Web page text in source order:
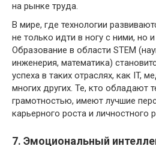
на рынке труда.
В мире, где технологии
не только идти в ногу с ними, но
Образование в области STEM
инженерия, математика)
успеха в таких отраслях, как IT,
многих других. Те, кто обладают
грамотностью, имеют лучшие
карьерного роста и личностного
7. Эмоциональный